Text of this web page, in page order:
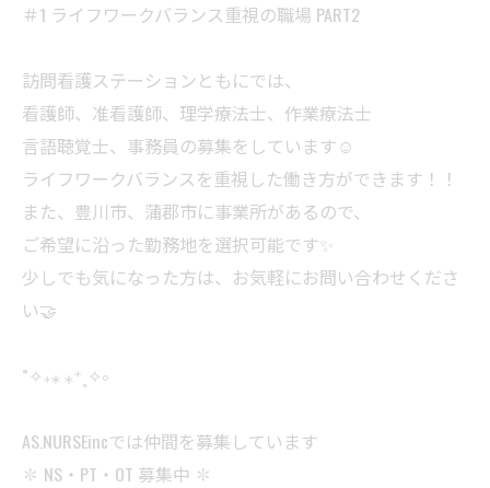
＃1 ライフワークバランス重視の職場 PART2
訪問看護ステーションともにでは、
看護師、准看護師、理学療法士、作業療法士
言語聴覚士、事務員の募集をしています☺️
ライフワークバランスを重視した働き方ができます！！
また、豊川市、蒲郡市に事業所があるので、
ご希望に沿った勤務地を選択可能です✨
少しでも気になった方は、お気軽にお問い合わせくださ
い🤝
˚✧₊⁎ ⁎⁺˳✧༚
AS.NURSEincでは仲間を募集しています
✽ NS・PT・OT 募集中 ✽